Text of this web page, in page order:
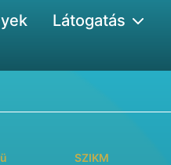
Látogatás
SZIKM